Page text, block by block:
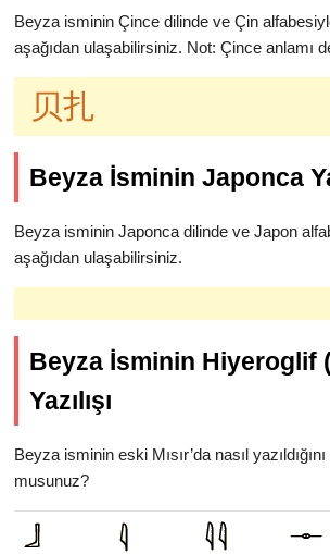
Beyza isminin Çince dilinde ve Çin
aşağıdan ulaşabilirsiniz. Not: Çince anlamı
贝扎
Beyza İsminin Japonca
Beyza isminin Japonca dilinde ve Japon
aşağıdan ulaşabilirsiniz.
Beyza İsminin Hiyeroglif
Yazılışı
Beyza isminin eski Mısır’da nasıl
musunuz?